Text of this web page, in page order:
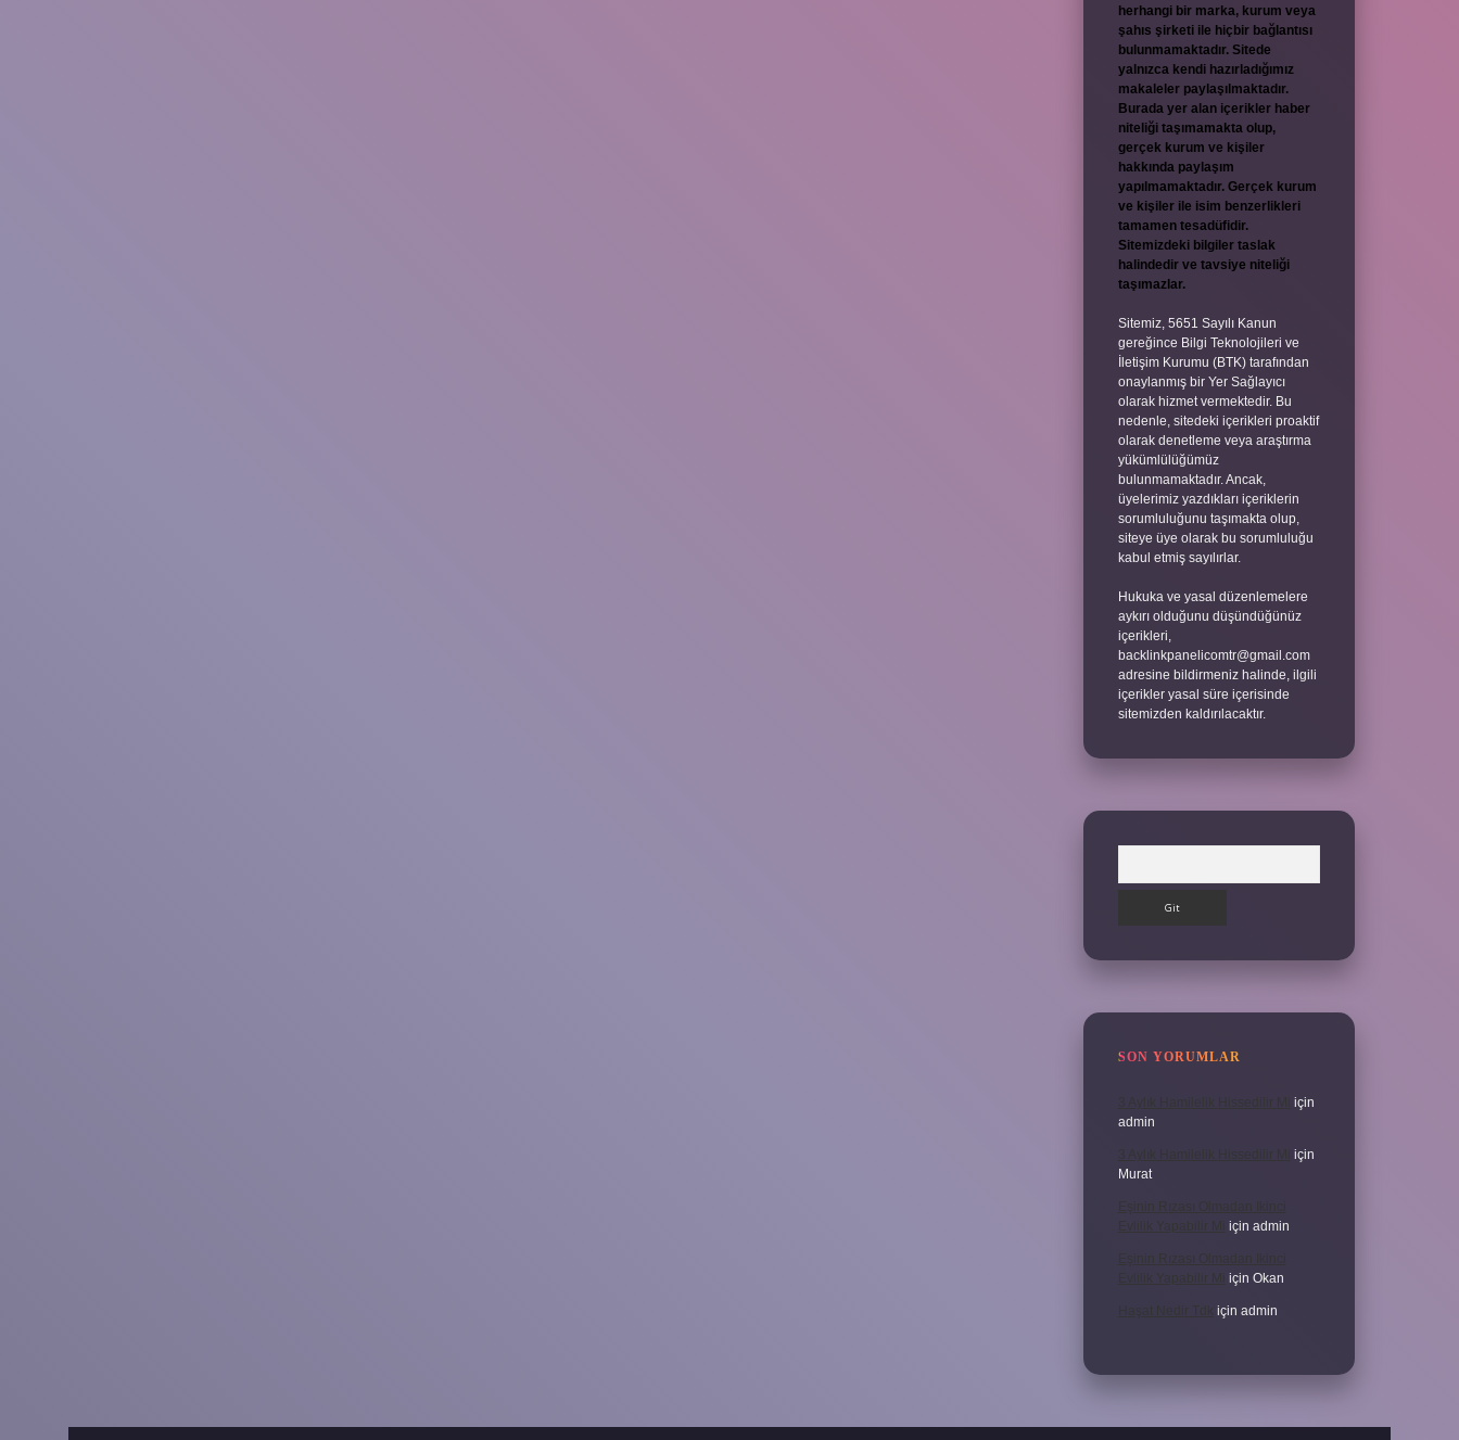
herhangi bir marka, kurum veya
şahıs şirketi ile hiçbir bağlantısı
bulunmamaktadır. Sitede
yalnızca kendi hazırladığımız
makaleler paylaşılmaktadır.
Burada yer alan içerikler haber
niteliği taşımamakta olup,
gerçek kurum ve kişiler
hakkında paylaşım
yapılmamaktadır. Gerçek kurum
ve kişiler ile isim benzerlikleri
tamamen tesadüfidir.
Sitemizdeki bilgiler taslak
halindedir ve tavsiye niteliği
taşımazlar.
Sitemiz, 5651 Sayılı Kanun
gereğince Bilgi Teknolojileri ve
İletişim Kurumu (BTK) tarafından
onaylanmış bir Yer Sağlayıcı
olarak hizmet vermektedir. Bu
nedenle, sitedeki içerikleri proaktif
olarak denetleme veya araştırma
yükümlülüğümüz
bulunmamaktadır. Ancak,
üyelerimiz yazdıkları içeriklerin
sorumluluğunu taşımakta olup,
siteye üye olarak bu sorumluluğu
kabul etmiş sayılırlar.
Hukuka ve yasal düzenlemelere
aykırı olduğunu düşündüğünüz
içerikleri,
backlinkpanelicomtr@gmail.com
adresine bildirmeniz halinde, ilgili
içerikler yasal süre içerisinde
sitemizden kaldırılacaktır.
SON YORUMLAR
3 Aylık Hamilelik Hissedilir Mi
için
admin
3 Aylık Hamilelik Hissedilir Mi
için
Murat
Eşinin Rızası Olmadan Ikinci
Evlilik Yapabilir Mi
için admin
Eşinin Rızası Olmadan Ikinci
Evlilik Yapabilir Mi
için Okan
Haşat Nedir Tdk için admin